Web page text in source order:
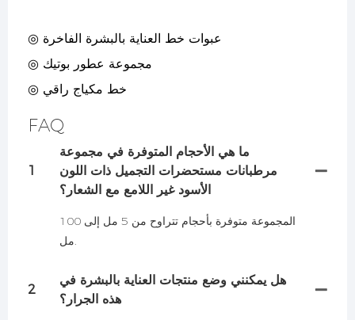
◎ مجموعة عطور بوتيك
◎ خط مكياج راقي
FAQ
1
ما هي الأحجام المتوفرة في مجموعة
مرطبانات مستحضرات التجميل ذات اللون
الأسود غير اللامع مع الشعار؟
المجموعة متوفرة بأحجام تتراوح من 5 مل إلى 100
مل.
2
هل يمكنني وضع منتجات العناية بالبشرة في
هذه الجرار؟